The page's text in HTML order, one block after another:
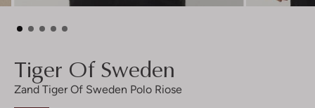
Tiger Of Sweden
Zand Tiger Of Sweden Polo Riose